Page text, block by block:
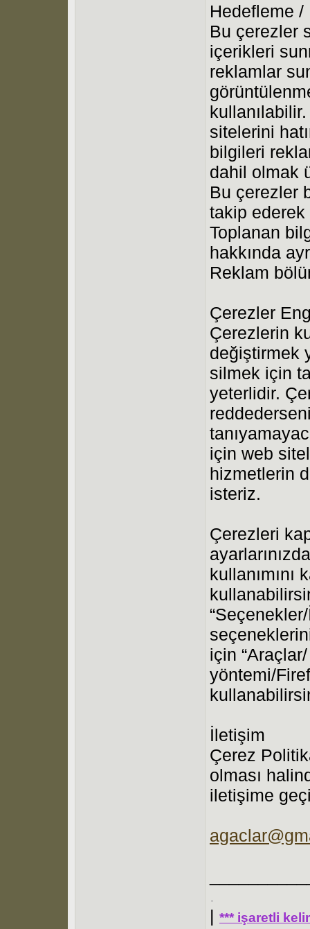
Hedefleme /
Bu çerezler
içerikleri
reklamlar
sitelerini
bilgileri
dahil olmak
Bu çerezler
takip ederek
Toplanan
hakkında
Reklam
Çerezler
Çerezlerin
değiştirmek
silmek için
yeterlidir.
için web
hizmetlerin
isteriz.
Çerezleri
kullanımını
için
yöntemi/
İletişim
Çerez
olması
iletişime
.
| *** işaretli